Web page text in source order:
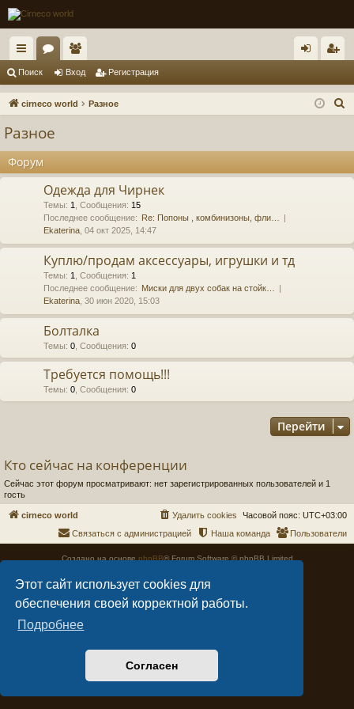
Этот сайт использует cookies для
обеспечения своей корректной работы.
Подробнее
Согласен
с
ы ум
ол
ьз
и
д ис
Поиск Вход Регистрация
cirneco world Разное
к
Разное
Форум
Одежда для Чирнек
Темы: 1 Сообщения: 15
Последнее сообщение: Re: Попоны , комбинизоны, фли…
Ekaterina , 04 окт 2025, 14:47
Куплю/продам аксессуары, игрушки и тд
Темы: 1 Сообщения: 1
Последнее сообщение: Миски для двух собак на стойк…
Ekaterina , 30 июн 2020, 15:03
Болталка
Темы: 0 Сообщения: 0
Требуется помощь!!!
Темы: 0 Сообщения: 0
Перейти
Кто сейчас на конференции
Сейчас этот форум просматривают: нет зарегистрированных пользователей и 1
гость
cirneco world Часовой пояс: UTC+03:00
Удалить cookies
Пользователи
Наша команда
Связаться с администрацией
Создано на основе phpBB® Forum Software © phpBB Limited
Созданоdntplus- автоматизация
Конфиденциальность |Правила